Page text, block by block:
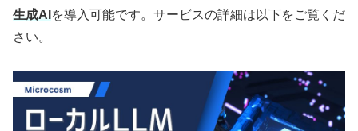
生成AI を導入可能です。サービスの詳細は以下をご覧くだ
さい。